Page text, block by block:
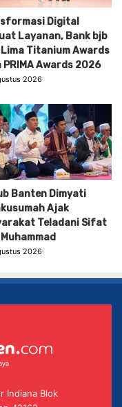
Digital
Layanan, Bank bjb
Lima Titanium Awards
PRIMA Awards 2026
2026
Banten Dimyati
Ajak
Teladani Sifat
2026
Indiana Blok